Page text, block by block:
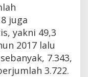
juga
yakni 49,3
2017 lalu
7.343,
3.722.